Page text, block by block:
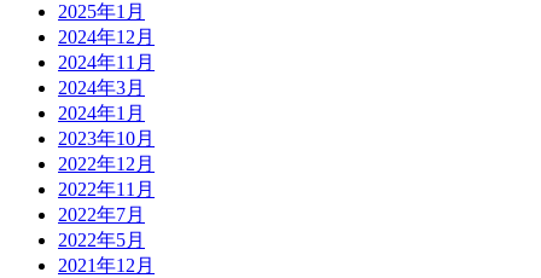
2025年1月
2024年12月
2024年11月
2024年3月
2024年1月
2023年10月
2022年12月
2022年11月
2022年7月
2022年5月
2021年12月